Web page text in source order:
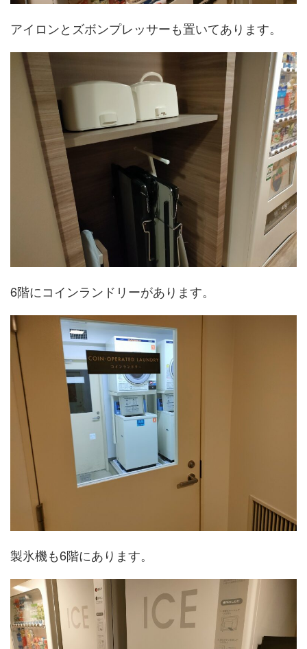
アイロンとズボンプレッサーも置いてあります。
6階にコインランドリーがあります。
製氷機も6階にあります。